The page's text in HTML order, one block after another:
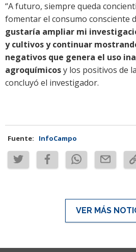
“A futuro, siempre queda
fomentar el consumo consciente
gustaría ampliar mi
y cultivos y continuar
negativos que genera el uso
agroquímicosy los positivos de
concluyó el investigador.
Fuente: InfoCampo
VER MÁS